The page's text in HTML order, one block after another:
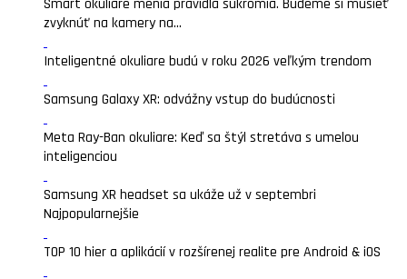
Smart okuliare menia pravidlá súkromia. Budeme si musieť
zvyknúť na kamery na...
Inteligentné okuliare budú v roku 2026 veľkým trendom
Samsung Galaxy XR: odvážny vstup do budúcnosti
Meta Ray-Ban okuliare: Keď sa štýl stretáva s umelou
inteligenciou
Samsung XR headset sa ukáže už v septembri
Najpopularnejšie
TOP 10 hier a aplikácií v rozšírenej realite pre Android & iOS